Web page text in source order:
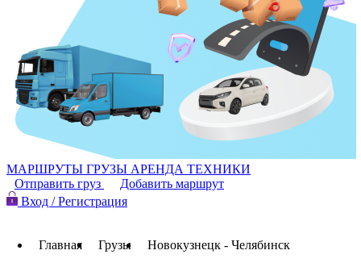
МАРШРУТЫ ГРУЗЫ АРЕНДА ТЕХНИКИ
Отправить груз
Добавить маршрут
Вход / Регистрация
Главная Грузы Новокузнецк - Челябинск